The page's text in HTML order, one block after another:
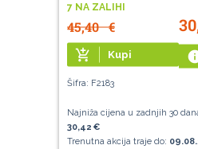
7 NA ZALIHI
45,40€
add_shopping_cart Kupi
Šifra: F2183
Najniža cijena u zadnjih 30
30,42 €
Trenutna akcija traje do: